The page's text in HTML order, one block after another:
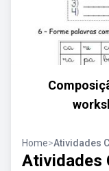
Home>Atividades
Atividades